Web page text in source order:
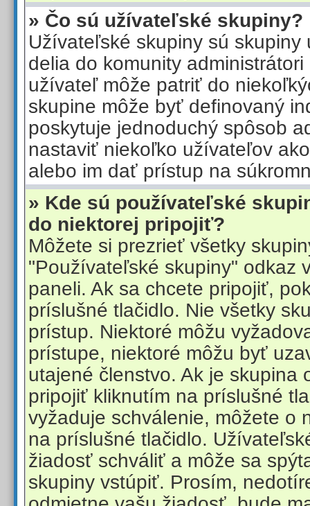
» Čo sú užívateľské skupiny?
Užívateľské skupiny sú skupiny
delia do komunity
užívateľ môže patriť do
skupine môže byť definovaný
poskytuje jednoduchý spôsob
nastaviť niekoľko užívateľov
alebo im dať prístup na
» Kde sú používateľské
do niektorej pripojiť?
Môžete si prezrieť všetky
"Používateľské skupiny" odkaz
paneli. Ak sa chcete pripojiť,
príslušné tlačidlo. Nie všetky
prístup. Niektoré môžu
prístupe, niektoré môžu byť
utajené členstvo. Ak je skupina
pripojiť kliknutím na príslušné
vyžaduje schválenie, môžete o
na príslušné tlačidlo.
žiadosť schváliť a môže sa
skupiny vstúpiť. Prosím,